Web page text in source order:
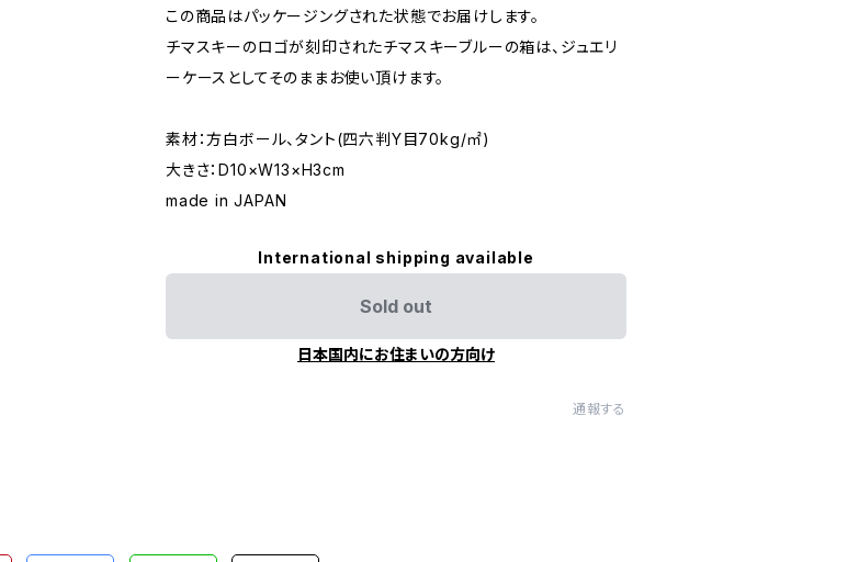
この商品はパッケージングされた状態でお届けします。
チマスキーのロゴが刻印されたチマスキーブルーの箱は、ジュエリ
ーケースとしてそのままお使い頂けます。
素材：方白ボール、タント(四六判Y目70kg/㎡)
大きさ：D10×W13×H3cm
made in JAPAN
International shipping available
Sold out
日本国内にお住まいの方向け
通報する